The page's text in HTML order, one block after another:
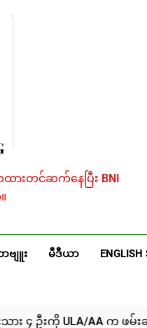
ားတင်ဆက်နေပြီး BNI
ဗျူး မီဒီယာ ENGLISH
AA က ဖမ်းဆီးထားတယ်လို့